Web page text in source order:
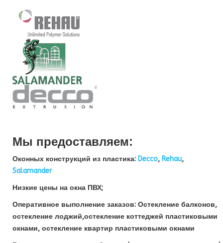
Мы предоставляем:
Оконных конструкций из пластика: Decco, Rehau,
Salamander
Низкие цены на окна ПВХ;
Оперативное выполнение заказов: Остекление балконов,
остекление лоджий,остекление коттеджей пластиковыми
окнами, остекление квартир пластиковыми окнами